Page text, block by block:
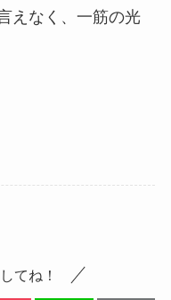
えなく、一筋の光
てね！